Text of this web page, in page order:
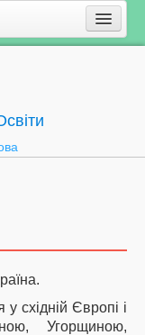
у східній Європі і
Угорщиною,